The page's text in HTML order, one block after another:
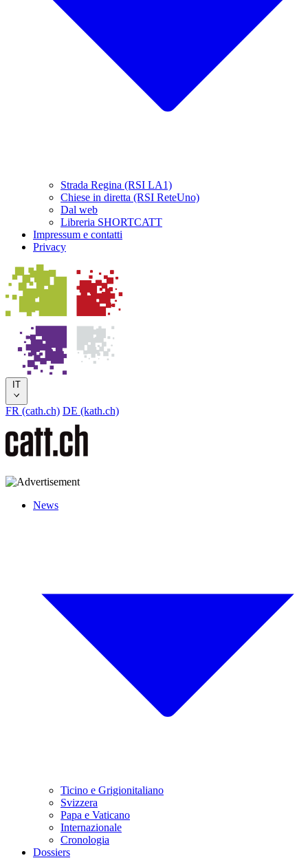
Strada Regina (RSI LA1)
Chiese in diretta (RSI ReteUno)
Dal web
Libreria SHORTCATT
Impressum e contatti
Privacy
IT
FR (cath.ch) DE (kath.ch)
News
Ticino e Grigionitaliano
Svizzera
Papa e Vaticano
Internazionale
Cronologia
Dossiers